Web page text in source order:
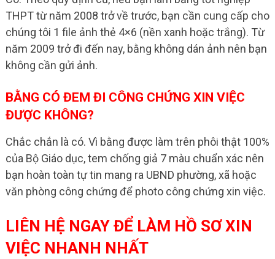
THPT từ năm 2008 trở về trước, bạn cần cung cấp cho
chúng tôi 1 file ảnh thẻ 4×6 (nền xanh hoặc trắng). Từ
năm 2009 trở đi đến nay, bằng không dán ảnh nên bạn
không cần gửi ảnh.
BẰNG CÓ ĐEM ĐI CÔNG CHỨNG XIN VIỆC
ĐƯỢC KHÔNG?
Chắc chắn là có. Vì bằng được làm trên phôi thật 100%
của Bộ Giáo dục, tem chống giả 7 màu chuẩn xác nên
bạn hoàn toàn tự tin mang ra UBND phường, xã hoặc
văn phòng công chứng để photo công chứng xin việc.
LIÊN HỆ NGAY ĐỂ LÀM HỒ SƠ XIN
VIỆC NHANH NHẤT